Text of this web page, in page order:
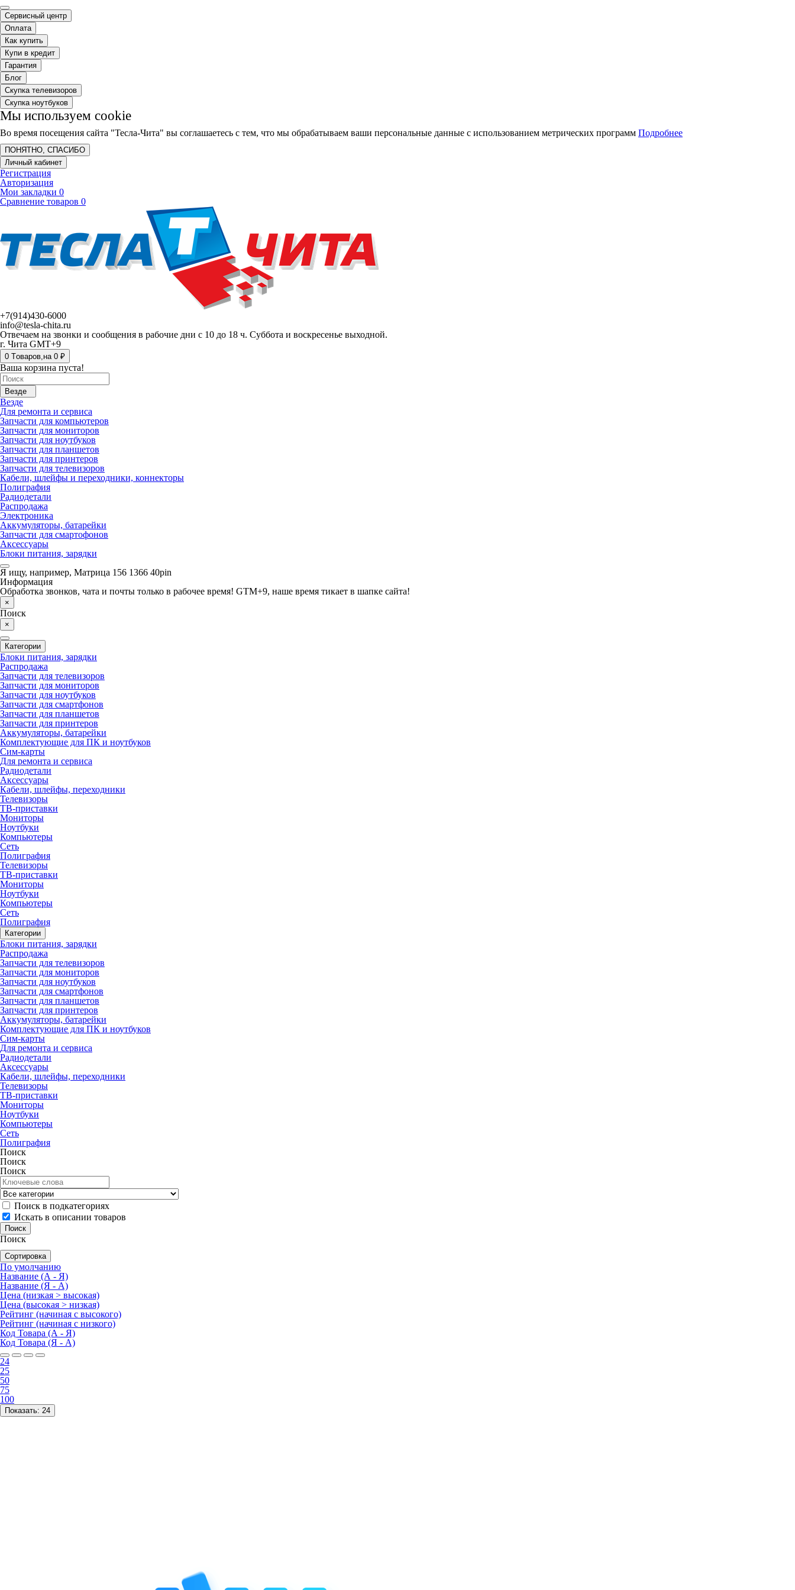
Сервисный центр
Оплата
Как купить
Купи в кредит
Гарантия
Блог
Скупка телевизоров
Скупка ноутбуков
Мы используем cookie
Во время посещения сайта "Тесла-Чита" вы соглашаетесь с тем, что мы обрабатываем ваши персональные данные с использованием метрических программ Подробнее
ПОНЯТНО, СПАСИБО
Личный кабинет
Регистрация
Авторизация
Мои закладки 0
Сравнение товаров 0
+7(914)430-6000
info@tesla-chita.ru
Отвечаем на звонки и сообщения в рабочие дни с 10 до 18 ч. Суббота и воскресенье выходной.
г. Чита GMT+9
0 Tоваров,на 0 ₽
Ваша корзина пуста!
Везде
Везде
Для ремонта и сервиса
Запчасти для компьютеров
Запчасти для мониторов
Запчасти для ноутбуков
Запчасти для планшетов
Запчасти для принтеров
Запчасти для телевизоров
Кабели, шлейфы и переходники, коннекторы
Полиграфия
Радиодетали
Распродажа
Электроника
Аккумуляторы, батарейки
Запчасти для смартофонов
Аксессуары
Блоки питания, зарядки
Я ищу, например, Матрица 156 1366 40pin
Информация
Обработка звонков, чата и почты только в рабочее время! GTM+9, наше время тикает в шапке сайта!
×
Поиск
×
Категории
Блоки питания, зарядки
Распродажа
Запчасти для телевизоров
Запчасти для мониторов
Запчасти для ноутбуков
Запчасти для смартфонов
Запчасти для планшетов
Запчасти для принтеров
Аккумуляторы, батарейки
Комплектующие для ПК и ноутбуков
Сим-карты
Для ремонта и сервиса
Радиодетали
Аксессуары
Кабели, шлейфы, переходники
Телевизоры
ТВ-приставки
Мониторы
Ноутбуки
Компьютеры
Сеть
Полиграфия
Телевизоры
ТВ-приставки
Мониторы
Ноутбуки
Компьютеры
Сеть
Полиграфия
Категории
Блоки питания, зарядки
Распродажа
Запчасти для телевизоров
Запчасти для мониторов
Запчасти для ноутбуков
Запчасти для смартфонов
Запчасти для планшетов
Запчасти для принтеров
Аккумуляторы, батарейки
Комплектующие для ПК и ноутбуков
Сим-карты
Для ремонта и сервиса
Радиодетали
Аксессуары
Кабели, шлейфы, переходники
Телевизоры
ТВ-приставки
Мониторы
Ноутбуки
Компьютеры
Сеть
Полиграфия
Поиск
Поиск
Поиск
Поиск в подкатегориях
Искать в описании товаров
Поиск
Сортировка
По умолчанию
Название (А - Я)
Название (Я - А)
Цена (низкая > высокая)
Цена (высокая > низкая)
Рейтинг (начиная с высокого)
Рейтинг (начиная с низкого)
Код Товара (А - Я)
Код Товара (Я - А)
24
25
50
75
100
Показать: 24